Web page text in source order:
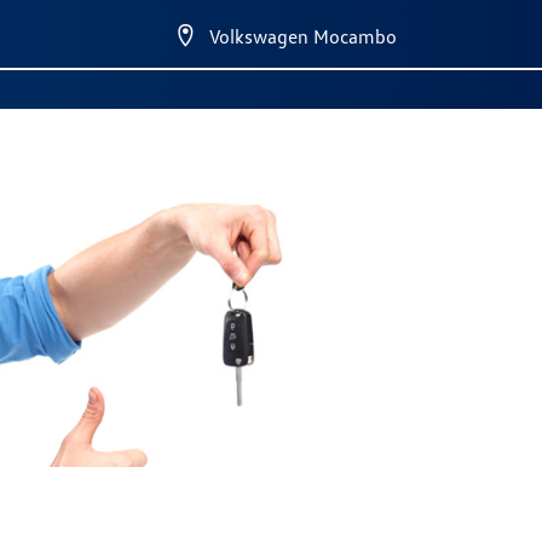
Volkswagen Mocambo